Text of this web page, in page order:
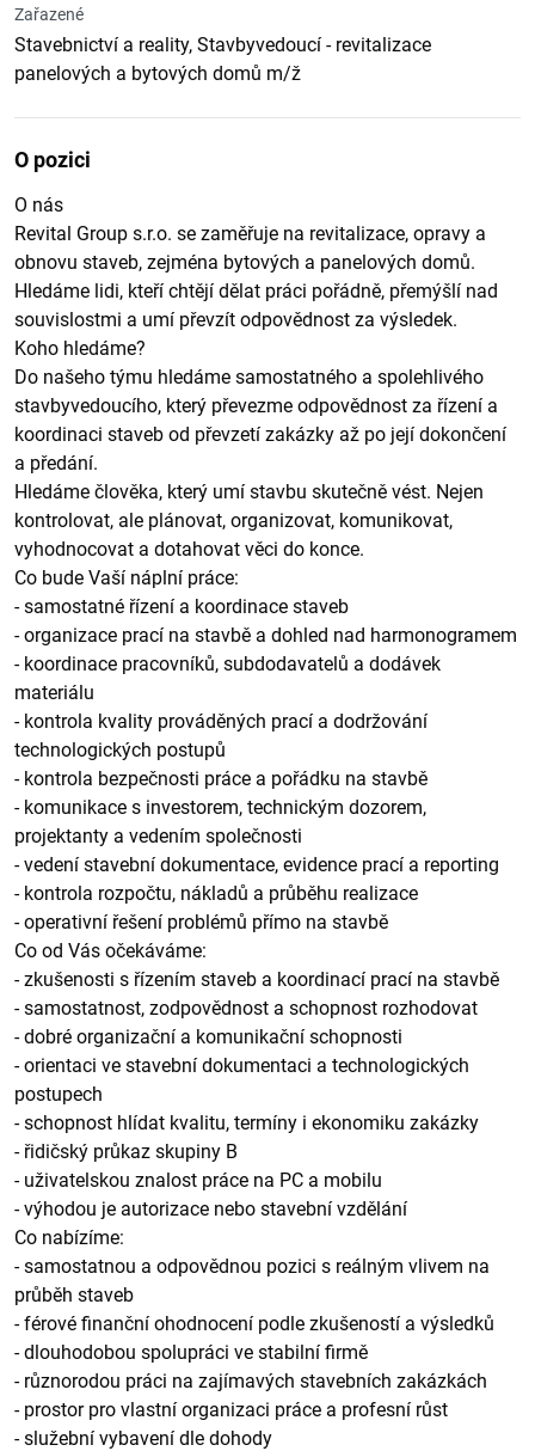
Zařazené
Stavebnictví a reality, Stavbyvedoucí - revitalizace
panelových a bytových domů m/ž
O pozici
O nás
Revital Group s.r.o. se zaměřuje na revitalizace, opravy a
obnovu staveb, zejména bytových a panelových domů.
Hledáme lidi, kteří chtějí dělat práci pořádně, přemýšlí nad
souvislostmi a umí převzít odpovědnost za výsledek.
Koho hledáme?
Do našeho týmu hledáme samostatného a spolehlivého
stavbyvedoucího, který převezme odpovědnost za řízení a
koordinaci staveb od převzetí zakázky až po její dokončení
a předání.
Hledáme člověka, který umí stavbu skutečně vést. Nejen
kontrolovat, ale plánovat, organizovat, komunikovat,
vyhodnocovat a dotahovat věci do konce.
Co bude Vaší náplní práce:
- samostatné řízení a koordinace staveb
- organizace prací na stavbě a dohled nad harmonogramem
- koordinace pracovníků, subdodavatelů a dodávek
materiálu
- kontrola kvality prováděných prací a dodržování
technologických postupů
- kontrola bezpečnosti práce a pořádku na stavbě
- komunikace s investorem, technickým dozorem,
projektanty a vedením společnosti
- vedení stavební dokumentace, evidence prací a reporting
- kontrola rozpočtu, nákladů a průběhu realizace
- operativní řešení problémů přímo na stavbě
Co od Vás očekáváme:
- zkušenosti s řízením staveb a koordinací prací na stavbě
- samostatnost, zodpovědnost a schopnost rozhodovat
- dobré organizační a komunikační schopnosti
- orientaci ve stavební dokumentaci a technologických
postupech
- schopnost hlídat kvalitu, termíny i ekonomiku zakázky
- řidičský průkaz skupiny B
- uživatelskou znalost práce na PC a mobilu
- výhodou je autorizace nebo stavební vzdělání
Co nabízíme:
- samostatnou a odpovědnou pozici s reálným vlivem na
průběh staveb
- férové finanční ohodnocení podle zkušeností a výsledků
- dlouhodobou spolupráci ve stabilní firmě
- různorodou práci na zajímavých stavebních zakázkách
- prostor pro vlastní organizaci práce a profesní růst
- služební vybavení dle dohody